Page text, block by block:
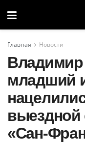
Главная Новости
Владимир
младший
выездной
«Сан-